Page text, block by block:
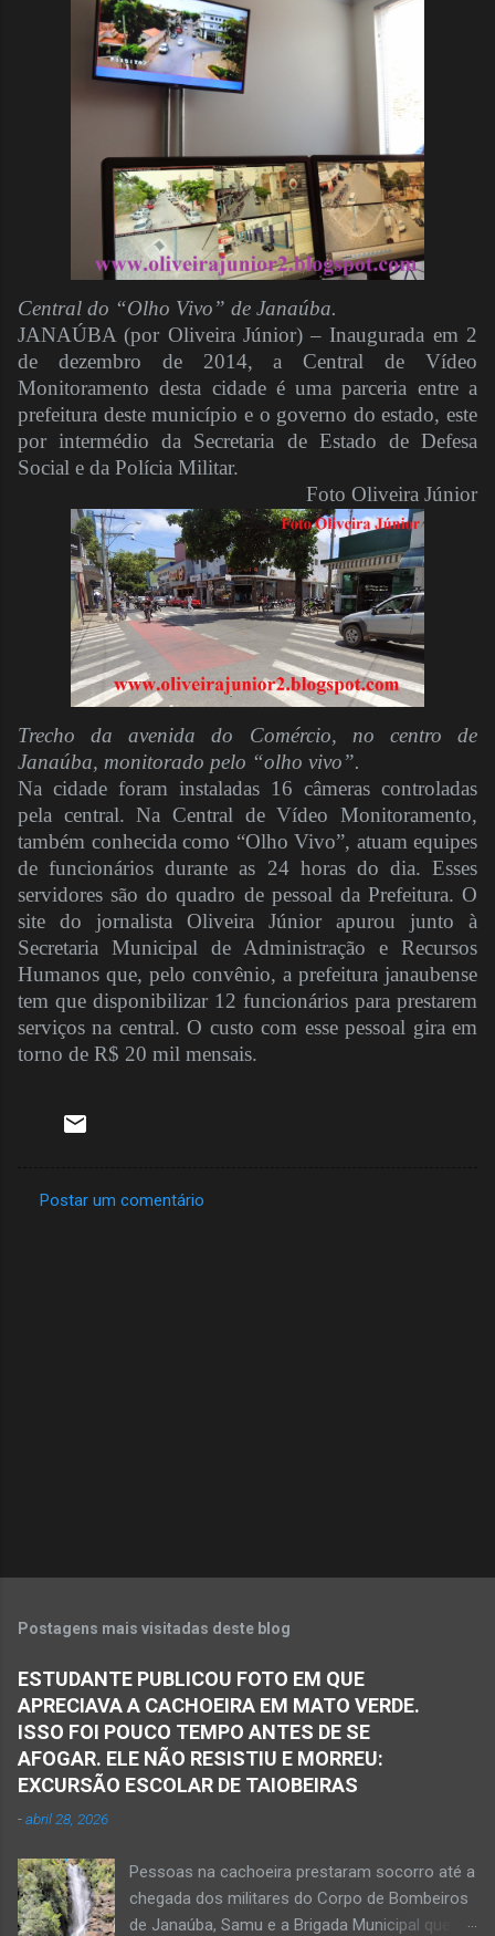
Central do “Olho Vivo” de Janaúba.
JANAÚBA (por Oliveira Júnior) – Inaugurada em 2
de dezembro de 2014, a Central de Vídeo
Monitoramento desta cidade é uma parceria entre a
prefeitura deste município e o governo do estado, este
por intermédio da Secretaria de Estado de Defesa
Social e da Polícia Militar.
Foto Oliveira Júnior
Trecho da avenida do Comércio, no centro de
Janaúba, monitorado pelo “olho vivo”.
Na cidade foram instaladas 16 câmeras controladas
pela central. Na Central de Vídeo Monitoramento,
também conhecida como “Olho Vivo”, atuam equipes
de funcionários durante as 24 horas do dia. Esses
servidores são do quadro de pessoal da Prefeitura. O
site do jornalista Oliveira Júnior apurou junto à
Secretaria Municipal de Administração e Recursos
Humanos que, pelo convênio, a prefeitura janaubense
tem que disponibilizar 12 funcionários para prestarem
serviços na central. O custo com esse pessoal gira em
torno de R$ 20 mil mensais.
Postar um comentário
Postagens mais visitadas deste blog
ESTUDANTE PUBLICOU FOTO EM QUE
APRECIAVA A CACHOEIRA EM MATO VERDE.
ISSO FOI POUCO TEMPO ANTES DE SE
AFOGAR. ELE NÃO RESISTIU E MORREU:
EXCURSÃO ESCOLAR DE TAIOBEIRAS
-abril 28, 2026
Pessoas na cachoeira prestaram socorro até a
chegada dos militares do Corpo de Bombeiros
de Janaúba, Samu e a Brigada Municipal que